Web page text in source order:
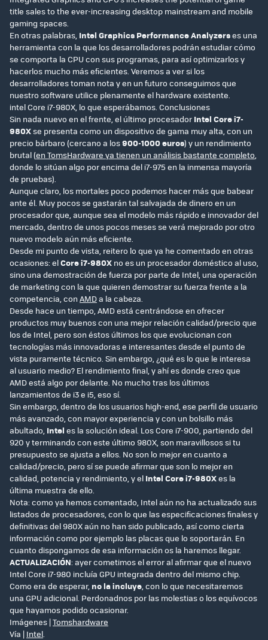
title sales to the ever-increasing desktop mainstream and mobile
gaming spaces.
En otras palabras, Intel Graphics Performance Analyzerses una
herramienta con la que los desarrolladores podrán estudiar cómo
se comporta la CPU con sus programas, para así optimizarlos y
hacerlos mucho más eficientes. Veremos a ver si los
desarrolladores toman nota y en un futuro conseguimos que
nuestro software utilice plenamente el hardware existente.
intel Core i7-980X, lo que esperábamos. Conclusiones
Sin nada nuevo en el frente, el último procesador Intel Core i7-
980Xse presenta como un dispositivo de gama muy alta, con un
precio bárbaro (cercano a los900-1000 euros) y un rendimiento
brutal (en TomsHardware ya tienen un análisis bastante completo,
donde lo sitúan algo por encima del i7-975 en la inmensa mayoría
de pruebas).
Aunque claro, los mortales poco podemos hacer más que babear
ante él. Muy pocos se gastarán tal salvajada de dinero en un
procesador que, aunque sea el modelo más rápido e innovador del
mercado, dentro de unos pocos meses se verá mejorado por otro
nuevo modelo aún más eficiente.
Desde mi punto de vista, reitero lo que ya he comentado en otras
ocasiones: elCore i7-980X no es un procesador doméstico al uso,
sino una demostración de fuerza por parte de Intel, una operación
de marketing con la que quieren demostrar su fuerza frente a la
competencia, con AMDa la cabeza.
Desde hace un tiempo, AMD está centrándose en ofrecer
productos muy buenos con una mejor relación calidad/precio que
los de Intel, pero son éstos últimos los que evolucionan con
tecnologías más innovadoras e interesantes desde el punto de
vista puramente técnico. Sin embargo, ¿qué es lo que le interesa
al usuario medio? El rendimiento final, y ahí es donde creo que
AMD está algo por delante. No mucho tras los últimos
lanzamientos de i3 e i5, eso sí.
Sin embargo, dentro de los usuarios high-end, ese perfil de usuario
más avanzado, con mayor experiencia y con un bolsillo más
abultado, Intel es la solución ideal. Los Core i7-900, partiendo del
920 y terminando con este último 980X, son maravillosos si tu
presupuesto se ajusta a ellos. No son lo mejor en cuanto a
calidad/precio, pero sí se puede afirmar que son lo mejor en
calidad, potencia y rendimiento, y el Intel Core i7-980Xes la
última muestra de ello.
Nota: como ya hemos comentado, Intel aún no ha actualizado sus
listados de procesadores, con lo que las especificaciones finales y
definitivas del 980X aún no han sido publicado, así como cierta
información como por ejemplo las placas que lo soportarán. En
cuanto dispongamos de esa información os la haremos llegar.
ACTUALIZACIÓN: ayer cometimos el error al afirmar que el nuevo
Intel Core i7-980 incluía GPU integrada dentro del mismo chip.
Como era de esperar, no la incluye, con lo que necesitaremos
una GPU adicional. Perdonadnos por las molestias o los equívocos
que hayamos podido ocasionar.
Imágenes |Tomshardware
Vía | Intel.